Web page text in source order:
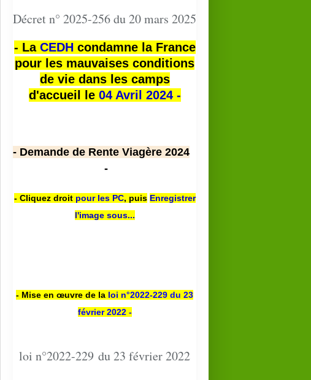
Décret n° 2025-256 du 20 mars 2025
- La CEDHcondamne la France
pour les mauvaises conditions
de vie dans les camps
d'accueil le 04 Avril 2024 -
- Demande de Rente Viagère 2024
-
- Cliquez droit pour les PC, puis Enregistrer
l'image sous...
- Mise en œuvre de la loi n°2022-229 du 23
février 2022 -
loi n°2022-229 du 23 février 2022